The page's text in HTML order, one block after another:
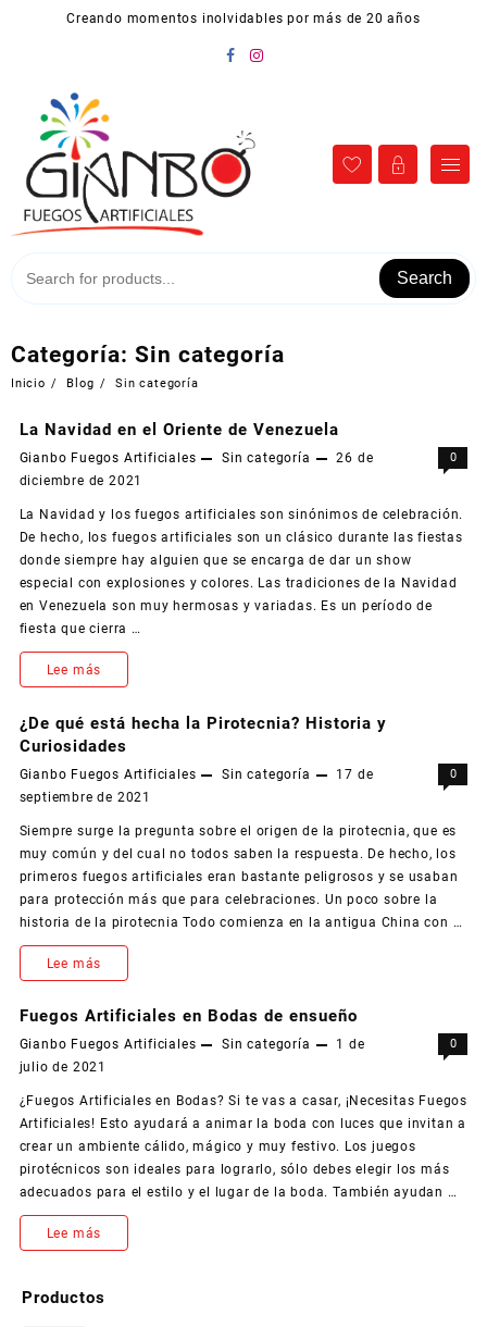
Creando momentos inolvidables por más de 20 años
Search
Categoría: Sin categoría
Inicio Blog Sin categoría
La Navidad en el Oriente de Venezuela
Gianbo Fuegos Artificiales Sin categoría
26 de
diciembre de 2021
0
La Navidad y los fuegos artificiales son sinónimos de celebración.
De hecho, los fuegos artificiales son un clásico durante las fiestas
donde siempre hay alguien que se encarga de dar un show
especial con explosiones y colores. Las tradiciones de la Navidad
en Venezuela son muy hermosas y variadas. Es un período de
fiesta que cierra …
La
en
el
de
Venezuela
Lee más
¿De qué está hecha la Pirotecnia? Historia y
Curiosidades
Gianbo Fuegos Artificiales Sin categoría
17 de
septiembre de 2021
0
Siempre surge la pregunta sobre el origen de la pirotecnia, que es
muy común y del cual no todos saben la respuesta. De hecho, los
primeros fuegos artificiales eran bastante peligrosos y se usaban
para protección más que para celebraciones. Un poco sobre la
historia de la pirotecnia Todo comienza en la antigua China con …
¿De
hecha
la
Pirotecnia?
Historia
y
Curiosidades
Lee más
Fuegos Artificiales en Bodas de ensueño
Gianbo Fuegos Artificiales Sin categoría
1 de
julio de 2021
0
¿Fuegos Artificiales en Bodas? Si te vas a casar, ¡Necesitas Fuegos
Artificiales! Esto ayudará a animar la boda con luces que invitan a
crear un ambiente cálido, mágico y muy festivo. Los juegos
pirotécnicos son ideales para lograrlo, sólo debes elegir los más
adecuados para el estilo y el lugar de la boda. También ayudan …
Fuegos
en
Lee más
Productos